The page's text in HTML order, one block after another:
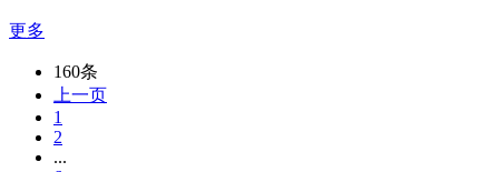
更多
160条
上一页
1
2
...